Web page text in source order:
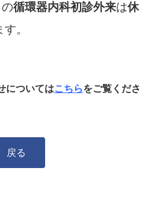
循環器内科初診外来は休
。
についてはこちらをご覧くださ
戻る